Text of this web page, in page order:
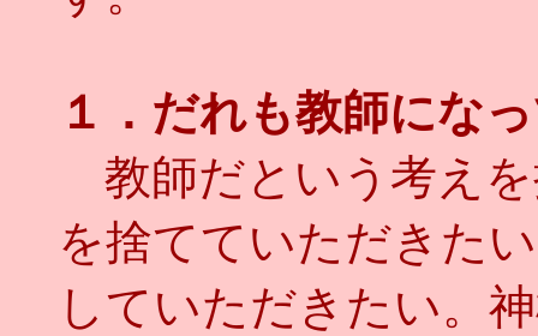
１．だれも教師にな
教師だという考え
を捨てていただきた
していただきたい。